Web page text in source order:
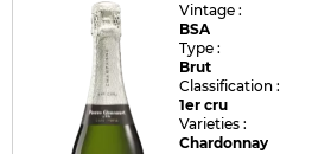
Vintage :
BSA
Type :
Brut
Classification :
1er cru
Varieties :
Chardonnay